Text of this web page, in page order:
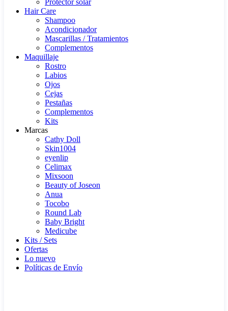
Protector solar
Hair Care
Shampoo
Acondicionador
Mascarillas / Tratamientos
Complementos
Maquillaje
Rostro
Labios
Ojos
Cejas
Pestañas
Complementos
Kits
Marcas
Cathy Doll
Skin1004
eyenlip
Celimax
Mixsoon
Beauty of Joseon
Anua
Tocobo
Round Lab
Baby Bright
Medicube
Kits / Sets
Ofertas
Lo nuevo
Políticas de Envío